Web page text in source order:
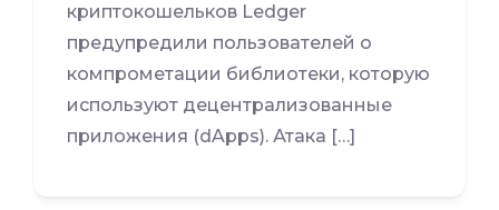
криптокошельков Ledger
предупредили пользователей о
компрометации библиотеки, которую
используют децентрализованные
приложения (dApps). Атака […]